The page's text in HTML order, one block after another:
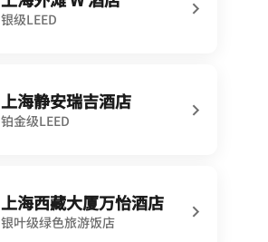
银级LEED
上海静安瑞吉酒店
铂金级LEED
上海西藏大厦万怡酒店
银叶级绿色旅游饭店